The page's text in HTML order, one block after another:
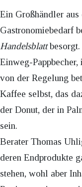
Ein Großhändler
Gastronomiebedarf
Handelsblattbesorgt.
Einweg-
von der Regelung
Kaffee selbst, das
der Donut, der in
sein.
Berater Thomas
deren Endprodukte
stehen, wohl aber